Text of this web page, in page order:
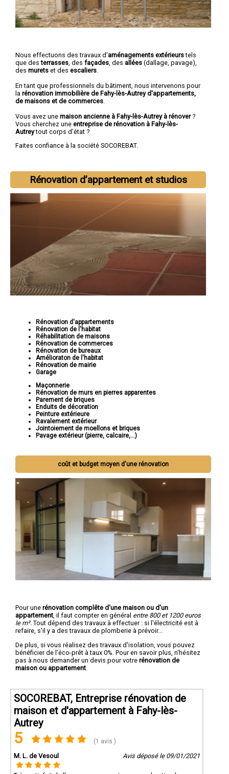
Nous effectuons des travaux d'aménagements extérieurstels
que desterrasses , des façades , des allées (dallage, pavage),
des murets et des escaliers
En tant que professionnels du bâtiment, nous intervenons pour
la rénovation immobilière de Fahy-lès-Autrey d'appartements,
de maisons et de commerces
Vous avez une maison ancienne à Fahy-lès-Autrey à rénover?
Vous cherchez une entreprise de rénovation à Fahy-lès-
Autreytout corps d'état ?
Faites confiance à la société SOCOREBAT.
Rénovation d’appartement et studios
Rénovation d'appartements
Rénovation de l'habitat
Réhabilitation de maisons
Rénovation de commerces
Rénovation de bureaux
Amélioraton de l'habitat
Rénovation de mairie
Garage
Maçonnerie
Rénovation de murs en pierres apparentes
Parement de briques
Enduits de décoration
Peinture extérieure
Ravalement extérieur
Jointoiement de moellons et briques
Pavage extérieur (pierre, calcaire,...)
coût et budget moyen d'une rénovation
Pour une rénovation complête d'une maison ou d'un
appartement , il faut compter en général entre 800 et 1200 euros
le m². Tout dépend des travaux à effectuer : si l'électricité est à
refaire, s'il y a des travaux de plomberie à prévoir...
De plus, si vous réalisez des travaux d'isolation, vous pouvez
bénéficier de l'éco-prêt à taux 0%. Pour en savoir plus, n'hésitez
pas à nous demander un devis pour votre rénovation de
maison ou appartement
SOCOREBAT, Entreprise rénovation de
maison et d'appartement à Fahy-lès-
Autrey
5 (1 avis )
M. L. de Vesoul Avis déposé le 09/01/2021